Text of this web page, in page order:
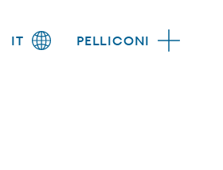
IT PELLICONI